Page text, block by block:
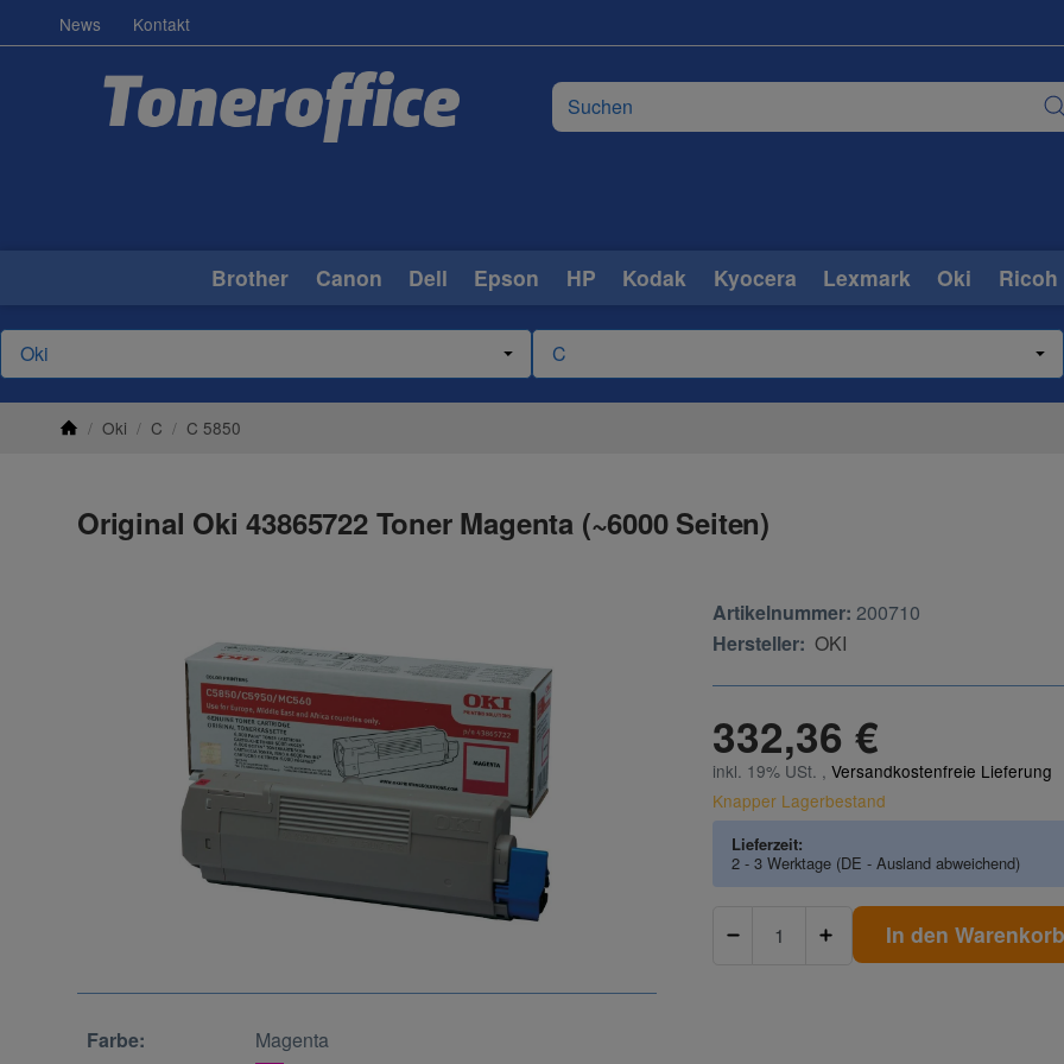
News Kontakt
Brother Canon Dell Epson HP Kodak Kyocera Lexmark Oki Ricoh
/ Oki / C / C 5850
Original Oki 43865722 Toner Magenta (~6000 Seiten)
Farbe: Magenta
Artikelnummer: 200710
Hersteller: OKI
332,36 €
inkl. 19% USt. ,Versandkostenfreie Lieferung
Knapper Lagerbestand
Lieferzeit:
2 - 3 Werktage (DE - Ausland abweichend)
In den